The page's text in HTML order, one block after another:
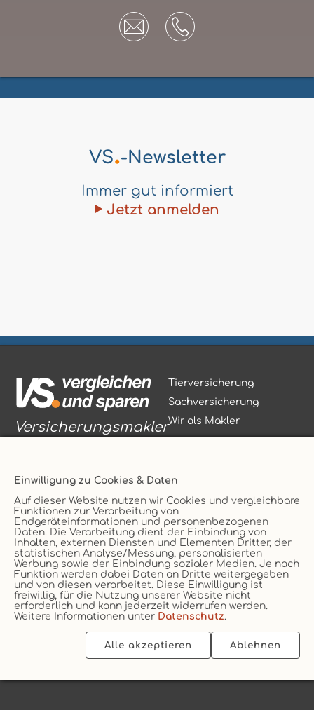
Einwilligung zu Cookies & Daten
Auf dieser Website nutzen wir Cookies und vergleichbare
Funktionen zur Verarbeitung von
Endgeräteinformationen und personenbezogenen
Daten. Die Verarbeitung dient der Einbindung von
Inhalten, externen Diensten und Elementen Dritter, der
statistischen Analyse/Messung, personalisierten
Werbung sowie der Einbindung sozialer Medien. Je nach
Funktion werden dabei Daten an Dritte weitergegeben
und von diesen verarbeitet. Diese Einwilligung ist
freiwillig, für die Nutzung unserer Website nicht
erforderlich und kann jederzeit widerrufen werden.
Weitere Informationen unter Datenschutz.
Alle akzeptieren Ablehnen
VS.-Newsletter
Immer gut informiert
Jetzt anmelden
Versicherungsmakler
Vertrag widerrufen
Tierversicherung
Sachversicherung
Wir als Makler
Service
Kontakt
Unternehmen
Erstinformation
AGB
Datenschutz
Impressum
Cookie
2026 © vs. vergleichen-und-sparen.de